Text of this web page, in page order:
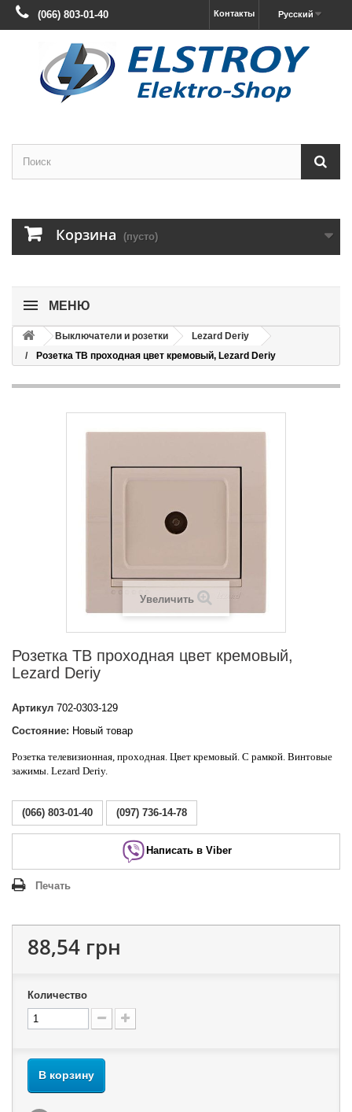
Русский
Контакты
(066) 803-01-40
Корзина (пусто)
МЕНЮ
Выключатели и розетки
Lezard Deriy
Розетка ТВ проходная цвет кремовый, Lezard Deriy
Увеличить
Розетка ТВ проходная цвет кремовый,
Lezard Deriy
Артикул 702-0303-129
Состояние: Новый товар
Розетка телевизионная, проходная. Цвет кремовый. С рамкой. Винтовые
зажимы. Lezard Deriy.
(066) 803-01-40 (097) 736-14-78
Написать в Viber
Печать
88,54 грн
Количество
В корзину